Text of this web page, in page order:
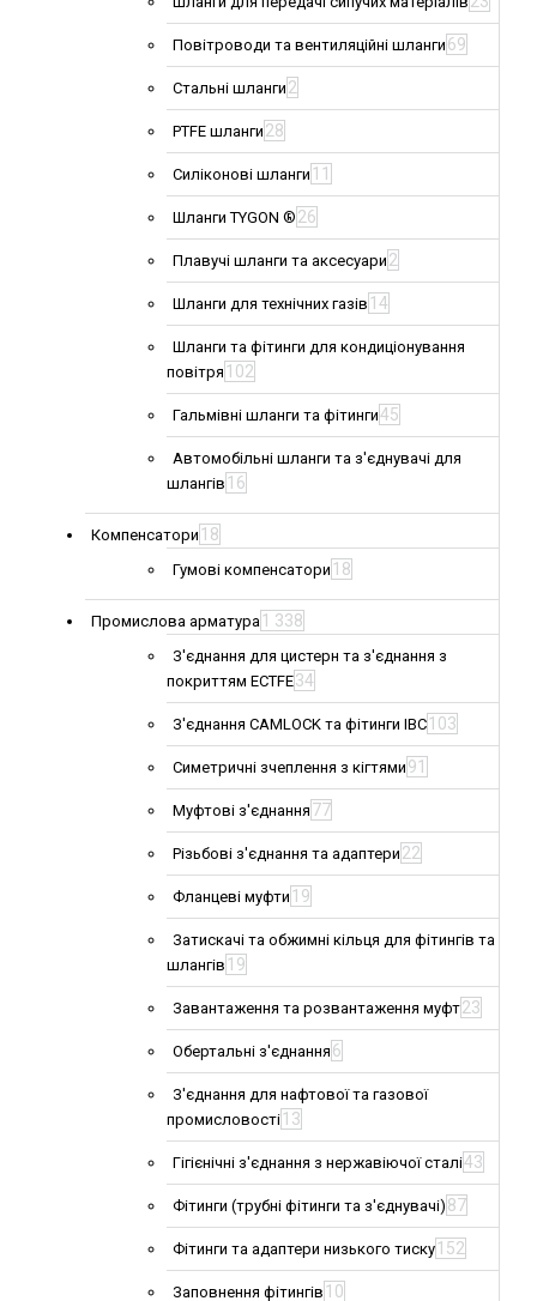
Повітроводи та вентиляційні шланги 69
Стальні шланги 2
PTFE шланги 28
Силіконові шланги 11
Шланги TYGON ® 26
Плавучі шланги та аксесуари 2
Шланги для технічних газів 14
Шланги та фітинги для кондиціонування
повітря 102
Гальмівні шланги та фітинги45
Автомобільні шланги та з'єднувачі для
шлангів 16
Компенсатори 18
Гумові компенсатори 18
Промислова арматура 1 338
З'єднання для цистерн та з'єднання з
покриттям ECTFE34
З'єднання CAMLOCK та фітинги IBC 103
Симетричні зчеплення з кігтями 91
Муфтові з'єднання 77
Різьбові з'єднання та адаптери 22
Фланцеві муфти 19
Затискачі та обжимні кільця для фітингів та
шлангів 19
Завантаження та розвантаження муфт23
Обертальні з'єднання 6
З'єднання для нафтової та газової
промисловості 13
Гігієнічні з'єднання з нержавіючої сталі43
Фітинги (трубні фітинги та з'єднувачі) 87
Фітинги та адаптери низького тиску 152
Заповнення фітингів 10